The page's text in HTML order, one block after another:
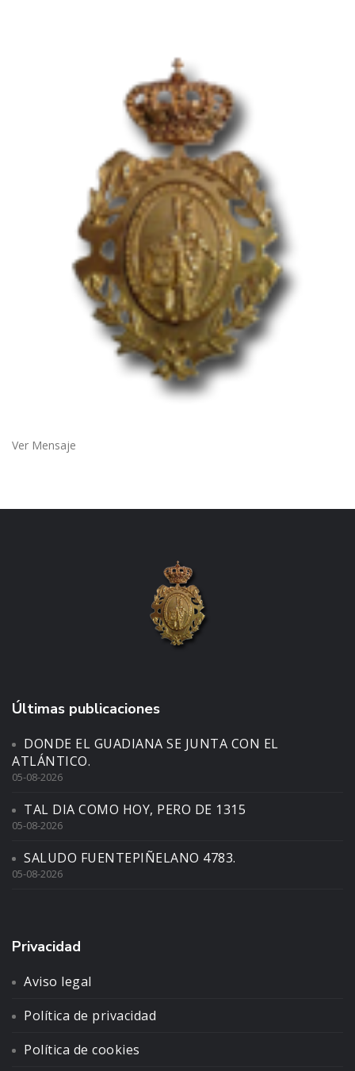
Ver Mensaje
Últimas publicaciones
DONDE EL GUADIANA SE JUNTA CON EL
ATLÁNTICO.
05-08-2026
TAL DIA COMO HOY, PERO DE 1315
05-08-2026
SALUDO FUENTEPIÑELANO 4783.
05-08-2026
Privacidad
Aviso legal
Política de privacidad
Política de cookies